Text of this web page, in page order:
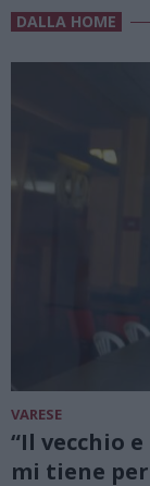
DALLA HOME
VARESE
“Il vecchio
mi tiene